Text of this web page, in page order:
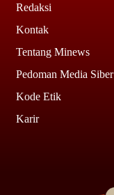
Redaksi
Kontak
Tentang Minews
Pedoman Media Siber
Kode Etik
Karir